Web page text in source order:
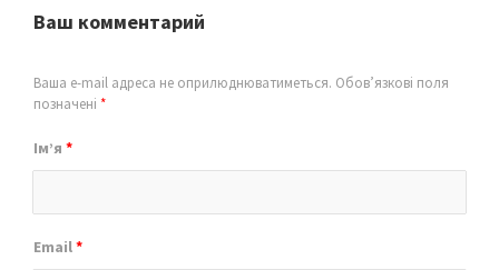
Ваш комментарий
Ваша e-mail адреса не оприлюднюватиметься. Обов’язкові поля
позначені *
Ім’я *
Email*